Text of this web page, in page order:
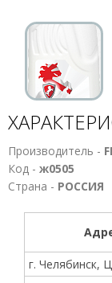
Производитель -
Код - ж0505
Страна - РОССИЯ
г. Челябинск,